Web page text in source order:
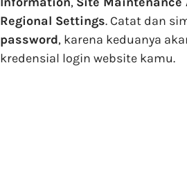
Regional Settings. Catat dan
password, karena keduanya
kredensial login website kamu.